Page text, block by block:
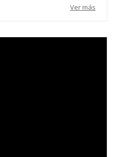
Ver más